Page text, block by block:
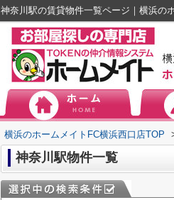
神奈川駅の賃貸物件一覧ページ｜横浜の
横浜のホームメイトFC横浜西口店TOP
神奈川駅物件一覧